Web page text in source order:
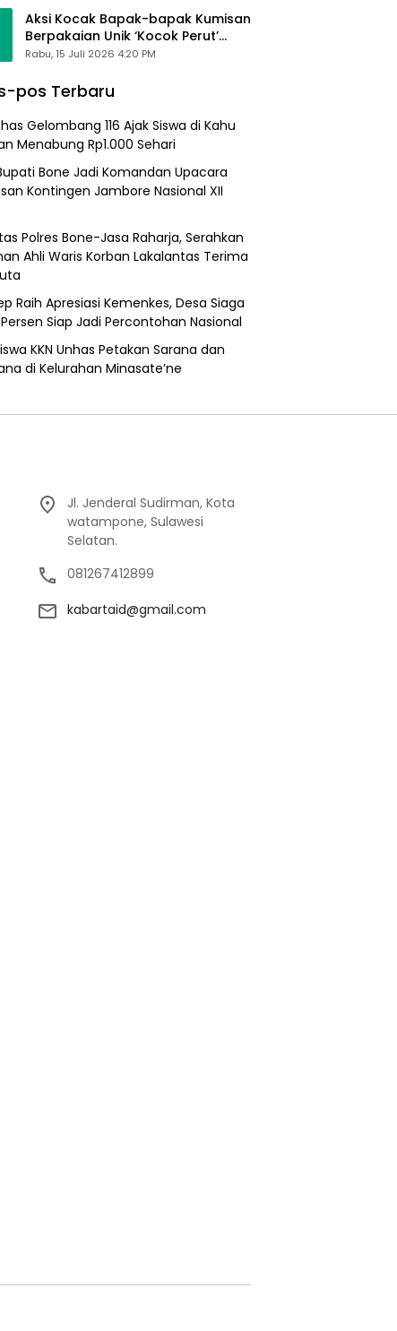
Aksi Kocak Bapak-bapak Kumisan
Berpakaian Unik ‘Kocok Perut’
Pengunjung dan Pegawai
Sentuh Atm
Rabu, 15 Juli 2026 4:20 PM
pos Terbaru
Gelombang 116 Ajak Siswa di Kahu
Menabung Rp1.000 Sehari
Bone Jadi Komandan Upacara
Kontingen Jambore Nasional XII
Polres Bone-Jasa Raharja, Serahkan
Ahli Waris Korban Lakalantas Terima
Raih Apresiasi Kemenkes, Desa Siaga
Persen Siap Jadi Percontohan Nasional
KKN Unhas Petakan Sarana dan
di Kelurahan Minasate’ne
Jl. Jenderal Sudirman, Kota
watampone, Sulawesi
Selatan.
081267412899
kabartaid@gmail.com